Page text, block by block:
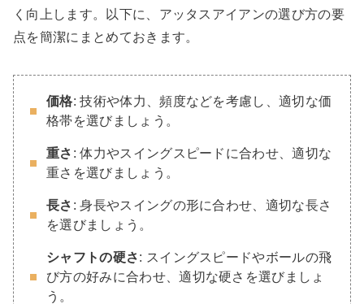
く向上します。以下に、アッタスアイアンの選び方の要
点を簡潔にまとめておきます。
価格: 技術や体力、頻度などを考慮し、適切な価
格帯を選びましょう。
重さ : 体力やスイングスピードに合わせ、適切な
重さを選びましょう。
長さ : 身長やスイングの形に合わせ、適切な長さ
を選びましょう。
シャフトの硬さ: スイングスピードやボールの飛
び方の好みに合わせ、適切な硬さを選びましょ
う。